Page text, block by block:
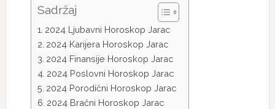
Sadržaj
2024 Ljubavni Horoskop Jarac
2024 Karijera Horoskop Jarac
2024 Finansije Horoskop Jarac
2024 Poslovni Horoskop Jarac
2024 Porodični Horoskop Jarac
2024 Bračni Horoskop Jarac